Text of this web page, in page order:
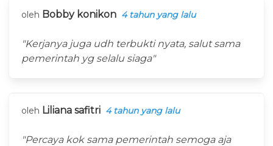
oleh Bobby konikon 4 tahun yang lalu
"Kerjanya juga udh terbukti nyata, salut sama
pemerintah yg selalu siaga"
oleh Liliana safitri 4 tahun yang lalu
"Percaya kok sama pemerintah semoga aja